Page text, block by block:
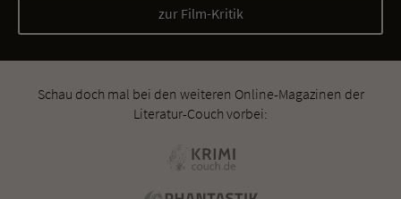
zur Film-Kritik
Schau doch mal bei den weiteren Online-Magazinen der
Literatur-Couch vorbei: